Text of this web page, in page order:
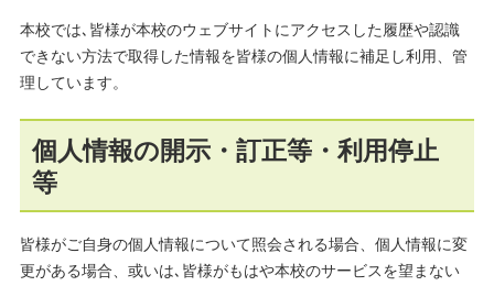
本校では､皆様が本校のウェブサイトにアクセスした履歴や認識
できない方法で取得した情報を皆様の個人情報に補足し利用、管
理しています。
個人情報の開示・訂正等・利用停止
等
皆様がご自身の個人情報について照会される場合、個人情報に変
更がある場合、或いは､皆様がもはや本校のサービスを望まない